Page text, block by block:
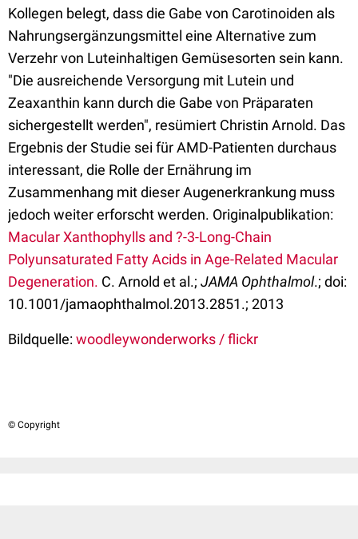
Kollegen belegt, dass die Gabe von Carotinoiden als
Nahrungsergänzungsmittel eine Alternative zum
Verzehr von Luteinhaltigen Gemüsesorten sein kann.
"Die ausreichende Versorgung mit Lutein und
Zeaxanthin kann durch die Gabe von Präparaten
sichergestellt werden", resümiert Christin Arnold. Das
Ergebnis der Studie sei für AMD-Patienten durchaus
interessant, die Rolle der Ernährung im
Zusammenhang mit dieser Augenerkrankung muss
jedoch weiter erforscht werden. Originalpublikation:
Macular Xanthophylls and ?-3-Long-Chain
Polyunsaturated Fatty Acids in Age-Related Macular
Degeneration. C. Arnold et al.; JAMA Ophthalmol.; doi:
10.1001/jamaophthalmol.2013.2851.; 2013
Bildquelle:woodleywonderworks / flickr
© Copyright